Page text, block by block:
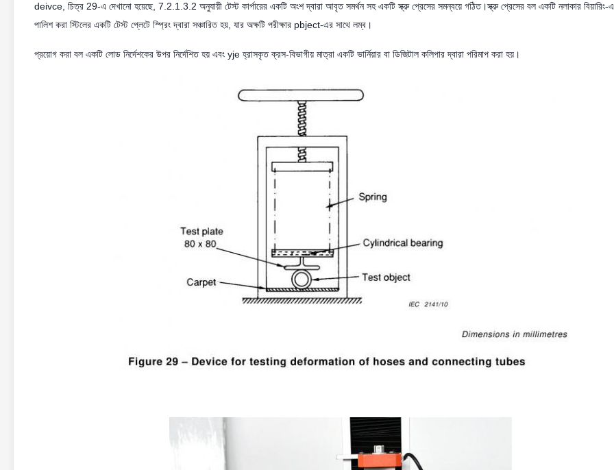
deivce, চিত্র 29-এ দেখানো হয়েছে, 7.2.1.3.2 অনুযায়ী টেস্ট কার্পারের একটি অংশ দ্বারা আবৃত সমর্থন সহ একটি স্ক্রু প্রেসের সমন্বয়ে গঠিত।স্ক্রু প্রেসের বল একটি নলাকার
পালিশ করা স্টিলের একটি টেস্ট প্লেটে স্প্রিং দ্বারা সঞ্চারিত হয়, যার অক্ষটি পরীক্ষার pbject-এর সাথে লম্ব।
প্রয়োগ করা বল একটি লোড নির্দেশকের উপর নির্দেশিত হয় এবং yje হ্রাসকৃত ক্রস-বিভাগীয় মাত্রা একটি ভার্নিয়ার বা ডিজিটাল কলিপার দ্বারা পরিমাপ করা হয়।